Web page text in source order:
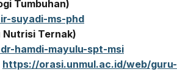
Tumbuhan)
suyadi-ms-phd
Nutrisi Ternak)
hamdi-mayulu-spt-msi
https://orasi.unmul.ac.id/web/guru-